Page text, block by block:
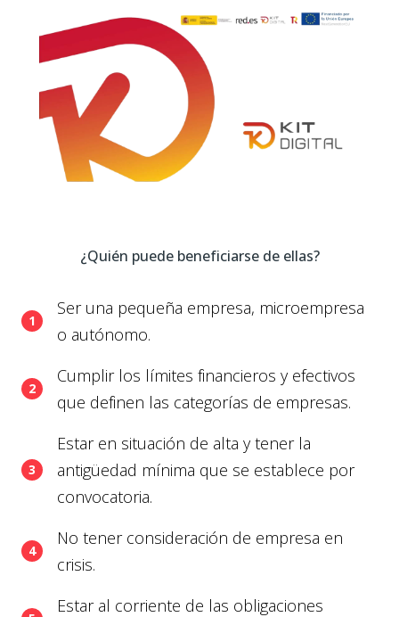
¿Quién puede beneficiarse de ellas?
Ser una pequeña empresa, microempresa
o autónomo.
Cumplir los límites financieros y efectivos
que definen las categorías de empresas.
Estar en situación de alta y tener la
antigüedad mínima que se establece por
convocatoria.
No tener consideración de empresa en
crisis.
Estar al corriente de las obligaciones